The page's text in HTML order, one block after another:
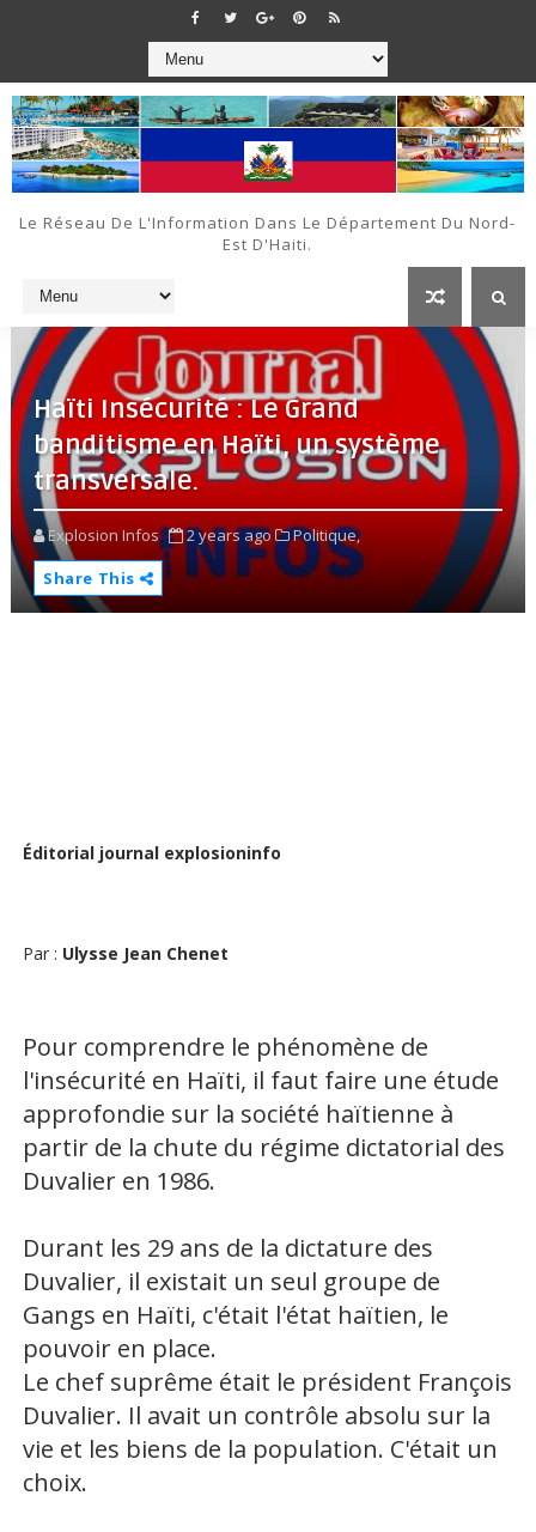
Le Réseau De L'Information Dans Le Département Du Nord-
Est D'Haiti.
Haïti Insécurité : Le Grand
banditisme en Haïti, un système
transversale.
Explosion Infos 2 years ago
Politique,
Share This
Éditorial journal explosioninfo
Par : Ulysse Jean Chenet
Pour comprendre le phénomène de
l'insécurité en Haïti, il faut faire une étude
approfondie sur la société haïtienne à
partir de la chute du régime dictatorial des
Duvalier en 1986.
Durant les 29 ans de la dictature des
Duvalier, il existait un seul groupe de
Gangs en Haïti, c'était l'état haïtien, le
pouvoir en place.
Le chef suprême était le président François
Duvalier. Il avait un contrôle absolu sur la
vie et les biens de la population. C'était un
choix.